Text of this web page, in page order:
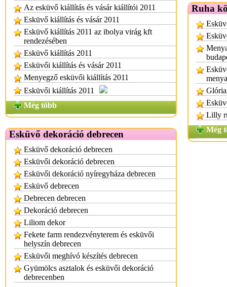
Az esküvő kiállítás és vásár kiállítói 2011
Esküvő kiállítás és vásár 2011
Esküvő kiállítás 2011 az ibolya virág kft
rendezésében
Esküvő kiállítás 2011
Esküvői kiállítás és vásár 2011
Menyegző esküvői kiállítás 2011
Esküvői kiállítás 2011
Még több
Esküvő dekoráció debrecen
Esküvő dekoráció debrecen
Esküvői dekoráció debrecen
Esküvői dekoráció nyíregyháza debrecen
Esküvő debrecen
Debrecen debrecen
Dekoráció debrecen
Liliom dekor
Fekete farm rendezvényterem és esküvői
helyszín debrecen
Esküvői meghívó készítés debrecen
Gyümölcs asztalok és esküvői dekoráció
debrecenben
Ruha
Lilly
Még